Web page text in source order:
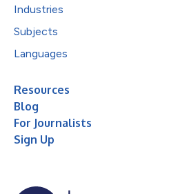
Industries
Subjects
Languages
Resources
Blog
For Journalists
Sign Up